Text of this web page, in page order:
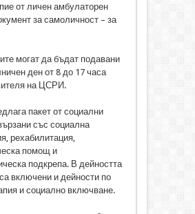
от личен амбулаторен
за самоличност – за
могат да бъдат подавани
ден от 8 до 17 часа
на ЦСРИ.
пакет от социални
със социална
рехабилитация,
помощ и
подкрепа. В дейността
включени и дейности по
и социално включване.